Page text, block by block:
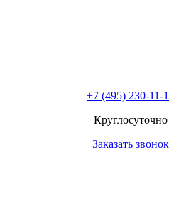
+7 (495) 230-11-
Круглосуточно
Заказать звонок